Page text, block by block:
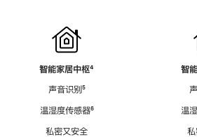
智能家居中枢脚
⁴
声音识别脚
⁵
温湿度传感器脚
⁶
私密又安全
智
温